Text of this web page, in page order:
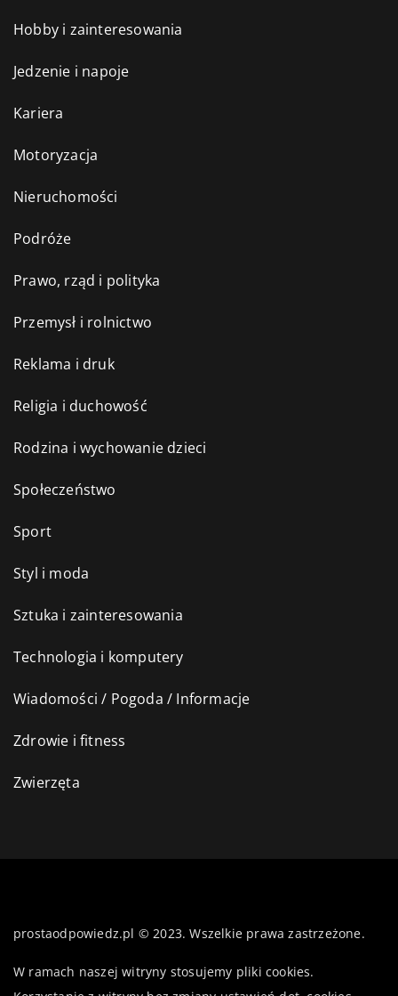
Hobby i zainteresowania
Jedzenie i napoje
Kariera
Motoryzacja
Nieruchomości
Podróże
Prawo, rząd i polityka
Przemysł i rolnictwo
Reklama i druk
Religia i duchowość
Rodzina i wychowanie dzieci
Społeczeństwo
Sport
Styl i moda
Sztuka i zainteresowania
Technologia i komputery
Wiadomości / Pogoda / Informacje
Zdrowie i fitness
Zwierzęta
prostaodpowiedz.pl © 2023. Wszelkie prawa zastrzeżone.
W ramach naszej witryny stosujemy pliki cookies.